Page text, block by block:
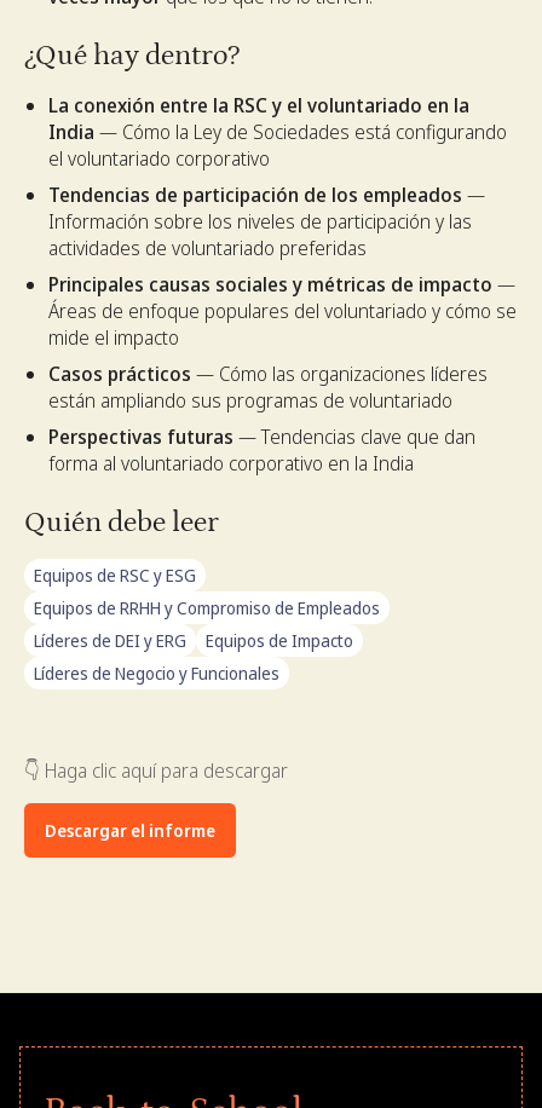
¿Qué hay dentro?
La conexión entre la RSC y el voluntariado en la
India — Cómo la Ley de Sociedades está configurando
el voluntariado corporativo
Tendencias de participación de los empleados —
Información sobre los niveles de participación y las
actividades de voluntariado preferidas
Principales causas sociales y métricas de impacto —
Áreas de enfoque populares del voluntariado y cómo se
mide el impacto
Casos prácticos — Cómo las organizaciones líderes
están ampliando sus programas de voluntariado
Perspectivas futuras — Tendencias clave que dan
forma al voluntariado corporativo en la India
Quién debe leer
Equipos de RSC y ESG
Equipos de RRHH y Compromiso de Empleados
Líderes de DEI y ERG
Equipos de Impacto
Líderes de Negocio y Funcionales
👇 Haga clic aquí para descargar
Descargar el informe